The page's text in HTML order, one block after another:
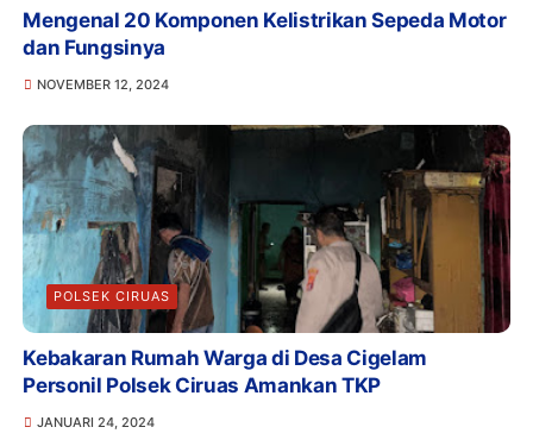
Mengenal 20 Komponen Kelistrikan Sepeda Motor
dan Fungsinya
NOVEMBER 12, 2024
POLSEK CIRUAS
Kebakaran Rumah Warga di Desa Cigelam
Personil Polsek Ciruas Amankan TKP
JANUARI 24, 2024